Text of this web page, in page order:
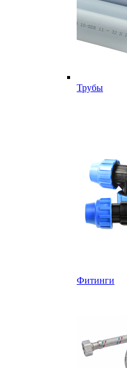
Трубы
Фитинги